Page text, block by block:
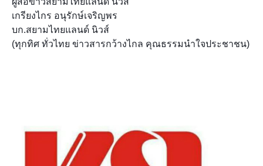
เกรียงไกร อนุรักษ์เจริญพร
บก.สยามไทยแลนด์ นิวส์
(ทุกทิศ ทั่วไทย ข่าวสารกว้างไกล คุณธรรมนำใจประชาชน)